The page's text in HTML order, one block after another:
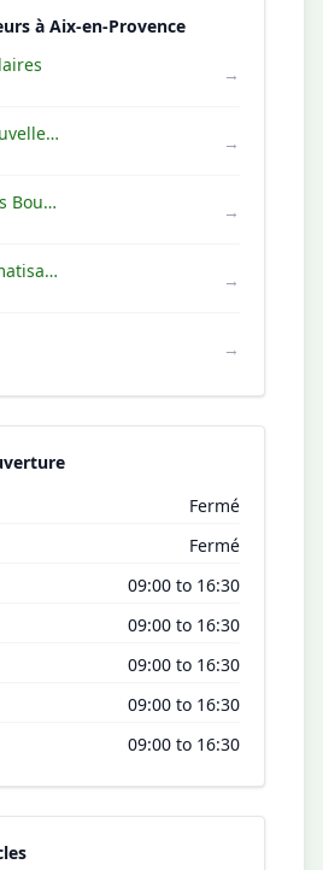
à Aix-en-Provence
→
Ciel énergies nouvelles - Panneaux Solaires →
Agence C.O.A des Bouches-du-Rhône →
INGENUUS - Climatisation - Pompe à chaleur - Photovoltaïques →
→
Fermé
Fermé
09:00 to 16:30
09:00 to 16:30
09:00 to 16:30
09:00 to 16:30
09:00 to 16:30